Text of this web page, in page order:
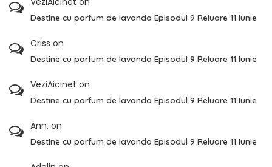
Destine cu parfum de lavanda Episodul 9 Reluare 11 Iunie
Criss on
Destine cu parfum de lavanda Episodul 9 Reluare 11 Iunie
VeziAicinet on
Destine cu parfum de lavanda Episodul 9 Reluare 11 Iunie
Ann. on
Destine cu parfum de lavanda Episodul 9 Reluare 11 Iunie